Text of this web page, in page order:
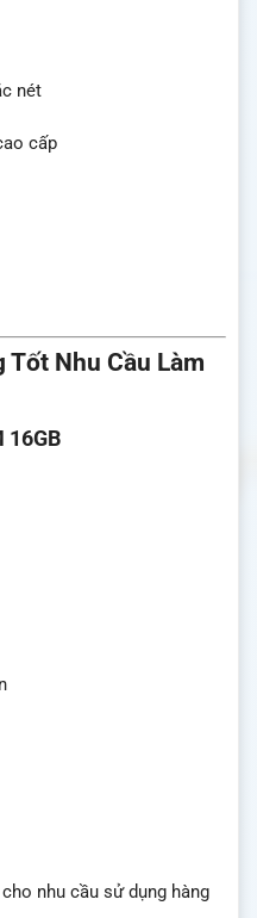
nét
cấp
Tốt Nhu Cầu Làm
16GB
nhu cầu sử dụng hàng